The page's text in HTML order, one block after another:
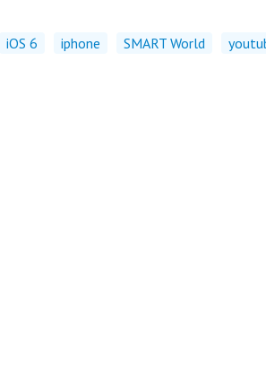
iOS 6 iphone SMART World